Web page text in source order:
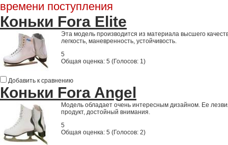
времени поступления
Коньки Fora Elite
Эта модель производится из материала высшего
легкость, маневренность, устойчивость.
5
Общая оценка: 5 (Голосов: 1)
Добавить к сравнению
Коньки Fora Angel
Модель обладает очень интересным дизайном. Ее
продукт, достойный внимания.
5
Общая оценка: 5 (Голосов: 2)